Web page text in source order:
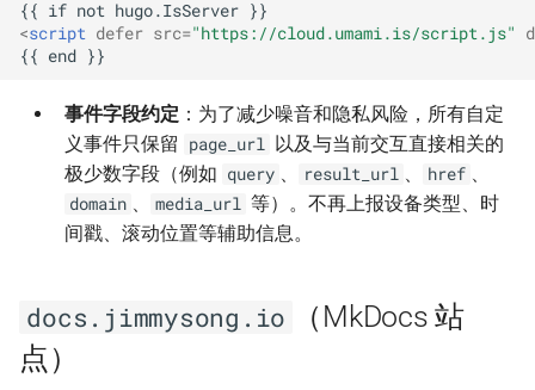
播客节目栏
Book 分区侧栏
自定义 SVG 图标
自定义图标用法
AI 原生全景图评分
文档自动化
文档贡献指南
文档维护
贡献指南
资源状态组件测试
AI 资源数据库更新
AI 聊天机器人 (RAG
Worker)
语言流程时序图
回答生成过程
迁移再索引报告
Qwen Embedding 说明
Makefile RAG 更新
AI 原生全景图 (ai-oss-rank)
添加新项目
Worker 配置与部署
<script defer src="https://cloud.umami.is/script.js"
事件字段约定 ：为了减少噪音和隐私风险，所有自定
义事件只保留
page_url 以及与当前交互直接相关的
极少数字段（例如 query 、 result_url 、 href 、
domain 、 media_url 等）。不再上报设备类型、时
间戳、滚动位置等辅助信息。
docs.jimmysong.io
（MkDocs 站
点）